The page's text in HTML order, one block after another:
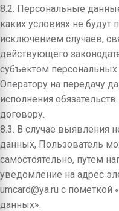
8.2. Персональные
каких условиях не
исключением случаев,
действующего
субъектом
Оператору на передачу
исполнения
договору.
8.3. В случае выявления
данных, Пользователь
самостоятельно, путем
уведомление на адрес
umcard@ya.ru с пометкой
данных».